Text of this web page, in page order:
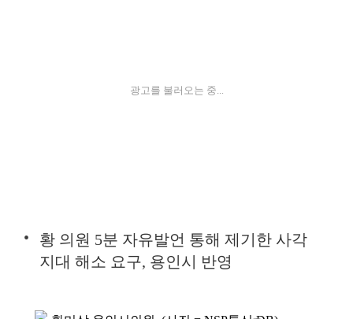
광고를 불러오는 중...
황 의원 5분 자유발언 통해 제기한 사각
지대 해소 요구, 용인시 반영